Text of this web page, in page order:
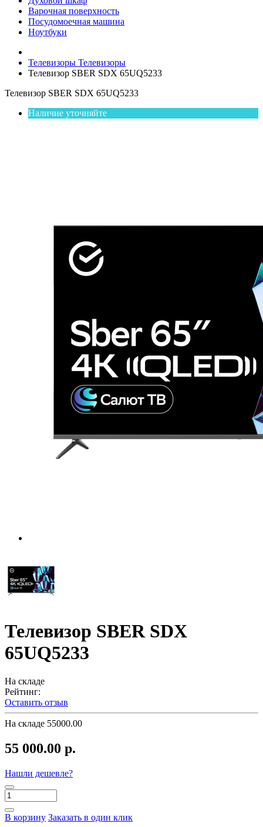
Варочная поверхность
Посудомоечная машина
Ноутбуки
Телевизоры Телевизоры
Телевизор SBER SDX 65UQ5233
Телевизор SBER SDX 65UQ5233
Наличие уточняйте
Телевизор SBER SDX
65UQ5233
На складе
Рейтинг:
Оставить отзыв
На складе 55000.00
55 000.00 р.
Нашли дешевле?
В корзину Заказать в один клик